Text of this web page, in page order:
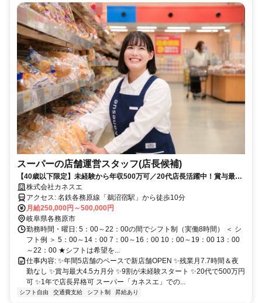
スーパーの店舗運営スタッフ(店長候補)
【40歳以下限定】未経験から年収500万可／20代店長活躍中！賞与最大
4.5ヵ月と年2回の8連休でプライベートも充実！
株式会社カネスエ
アクセス: 名鉄各務原線「鵜沼宿駅」から徒歩10分
月給250,000円～500,000円
岐阜県各務原市
勤務時間・曜日: 5：00～22：00の間でシフト制（実働8時間） ＜ シ
フト例 ＞ 5：00～14：00 7：00～16：00 10：00～19：00 13：00
～22：00 ★シフトは希望を...
仕事内容: ✨年間5店舗のペースで新店舗OPEN ✨残業月7.7時間＆夜
勤なし ✨賞与最大4.5カ月分 ✨9割が未経験スタート ✨20代で500万円
可 ✨1年で店長昇格可 スーパー「カネスエ」での...
シフト自由 交通費支給 シフト制 昇給あり